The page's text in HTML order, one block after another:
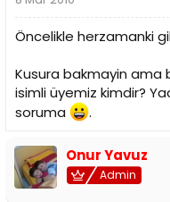
Öncelikle herzamanki
Kusura bakmayin ama
isimli üyemiz kimdir?
soruma
.
Onur Yavuz
Admin